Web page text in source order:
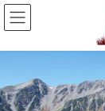
コ
ン
ン
へ
ス
ナ
ビ
ー
ョ
ン